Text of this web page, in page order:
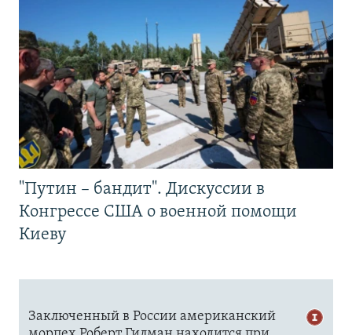
"Путин – бандит". Дискуссии в
Конгрессе США о военной помощи
Киеву